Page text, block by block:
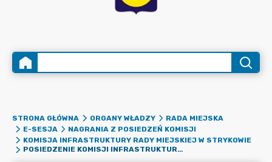
STRONA GŁÓWNA ORGANY WŁADZY
RADA MIEJSKA
E-SESJA
NAGRANIA Z POSIEDZEŃ KOMISJI
KOMISJA INFRASTRUKTURY RADY MIEJSKIEJ W STRYKOWIE
POSIEDZENIE KOMISJI INFRASTRUKTURY RADY MIEJSKIEJ W STRYKOWIE Z DNIA 24 PAŹDZIERNIKA 2019 R.